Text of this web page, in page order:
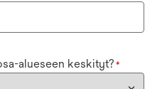
alueseen keskityt? *